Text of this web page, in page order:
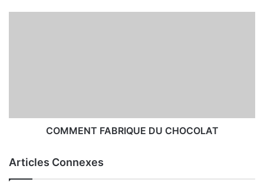
COMMENT FABRIQUE DU CHOCOLAT
Articles Connexes